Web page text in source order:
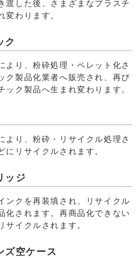
渡した後、さまざまなプラスチ
変わります。
ク
より、粉砕処理・ペレット化さ
ク製品化業者へ販売され、再び
ック製品へ生まれ変わります。
より、粉砕・リサイクル処理さ
にリサイクルされます。
ッジ
ンクを再装填され、リサイクル
化されます。再商品化できない
サイクルされます。
ズ空ケース